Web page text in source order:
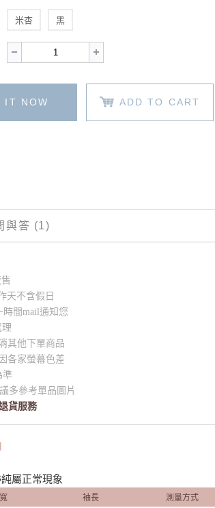
米杏 黑
IT NOW ADD TO CART
與答 (1)
天不含假日
間mail通知您
其他下單商品
各家螢幕色差
準
多參考單品圖片
貨服務
屬正常現象
袖長
測量方式